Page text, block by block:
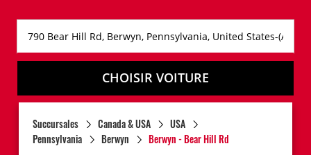
CHOISIR VOITURE
Succursales Canada & USA
USA
Pennsylvania
Berwyn Berwyn - Bear Hill Rd